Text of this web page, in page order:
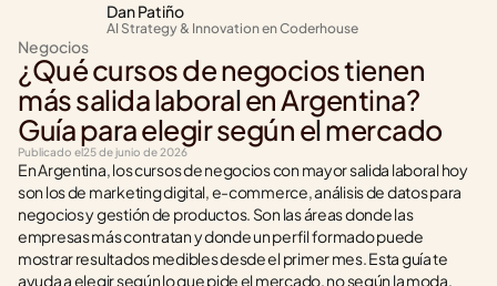
Dan Patiño
AI Strategy & Innovation en Coderhouse
Negocios
¿Qué cursos de negocios tienen
más salida laboral en Argentina?
Guía para elegir según el mercado
Publicado el25 de junio de 2026
En Argentina, los cursos de negocios con mayor salida laboral hoy
son los de marketing digital, e-commerce, análisis de datos para
negocios y gestión de productos. Son las áreas donde las
empresas más contratan y donde un perfil formado puede
mostrar resultados medibles desde el primer mes. Esta guía te
ayuda a elegir según lo que pide el mercado, no según la moda.